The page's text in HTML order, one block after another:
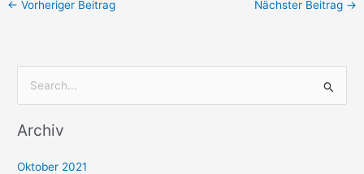
← Vorheriger Beitrag Nächster Beitrag →
c
Archiv
Oktober 2021